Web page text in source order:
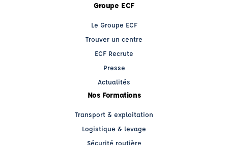
Groupe ECF
Le Groupe ECF
Trouver un centre
ECF Recrute
Presse
Actualités
Nos Formations
Transport & exploitation
Logistique & levage
Sécurité routière